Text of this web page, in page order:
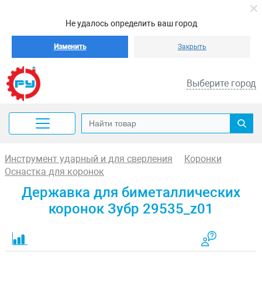
Не удалось определить ваш город
Изменить Закрыть
Выберите город
Инструмент ударный и для сверления
Коронки
Оснастка для коронок
Державка для биметаллических
коронок Зубр 29535_z01